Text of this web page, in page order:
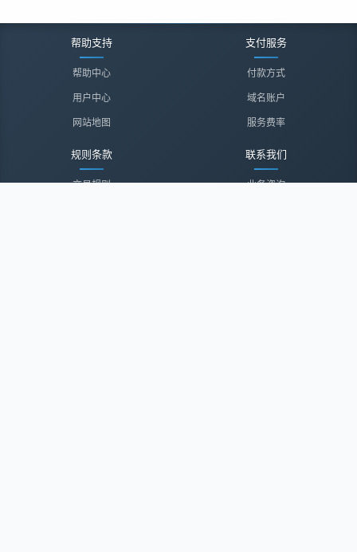
帮助支持
帮助中心
用户中心
网站地图
支付服务
付款方式
域名账户
服务费率
规则条款
交易规则
联系我们
业务咨询